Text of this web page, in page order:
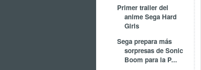
Primer trailer del
anime Sega Hard
Girls
Sega prepara más
sorpresas de Sonic
Boom para la P...